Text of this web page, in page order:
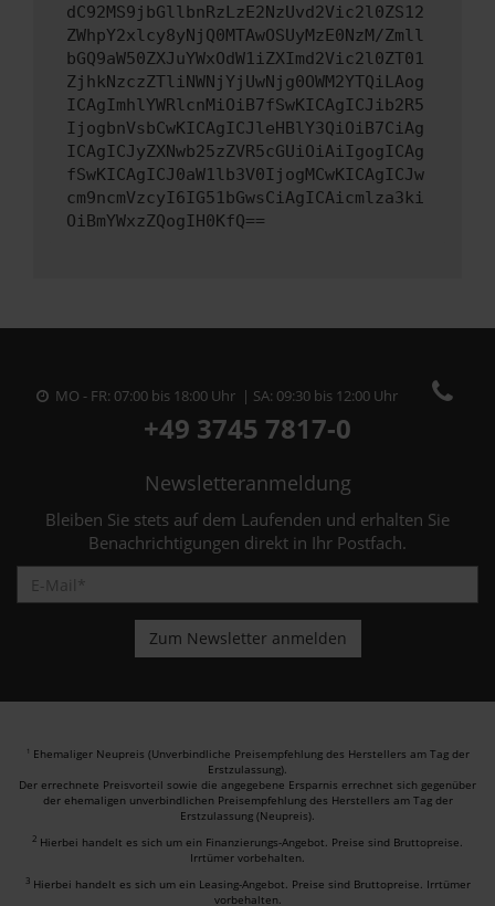
dC92MS9jbGllbnRzLzE2NzUvd2Vic2l0ZS12
ZWhpY2xlcy8yNjQ0MTAwOSUyMzE0NzM/Zmll
bGQ9aW50ZXJuYWxOdW1iZXImd2Vic2l0ZT01
ZjhkNzczZTliNWNjYjUwNjg0OWM2YTQiLAog
ICAgImhlYWRlcnMiOiB7fSwKICAgICJib2R5
IjogbnVsbCwKICAgICJleHBlY3QiOiB7CiAg
ICAgICJyZXNwb25zZVR5cGUiOiAiIgogICAg
fSwKICAgICJ0aW1lb3V0IjogMCwKICAgICJw
cm9ncmVzcyI6IG51bGwsCiAgICAicmlza3ki
OiBmYWxzZQogIH0KfQ==
MO - FR: 07:00 bis 18:00 Uhr | SA: 09:30 bis 12:00 Uhr
+49 3745 7817-0
Newsletteranmeldung
Bleiben Sie stets auf dem Laufenden und erhalten Sie
Benachrichtigungen direkt in Ihr Postfach.
1 Ehemaliger Neupreis (Unverbindliche Preisempfehlung des Herstellers am Tag der
Erstzulassung).
Der errechnete Preisvorteil sowie die angegebene Ersparnis errechnet sich gegenüber
der ehemaligen unverbindlichen Preisempfehlung des Herstellers am Tag der
Erstzulassung (Neupreis).
2 Hierbei handelt es sich um ein Finanzierungs-Angebot. Preise sind Bruttopreise.
Irrtümer vorbehalten.
3 Hierbei handelt es sich um ein Leasing-Angebot. Preise sind Bruttopreise. Irrtümer
vorbehalten.